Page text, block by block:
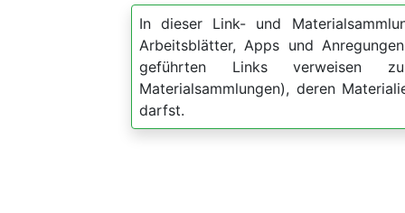
In dieser Link- und
Arbeitsblätter, Apps und
geführten Links verweisen
Materialsammlungen), deren
darfst.